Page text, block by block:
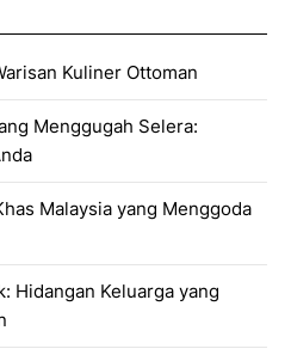
Kuliner Ottoman
Menggugah Selera:
Malaysia yang Menggoda
Hidangan Keluarga yang